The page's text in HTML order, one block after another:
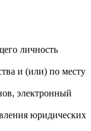
личность
и (или) по месту
электронный
юридических